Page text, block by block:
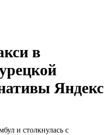
в
Яндекс
и столкнулась с